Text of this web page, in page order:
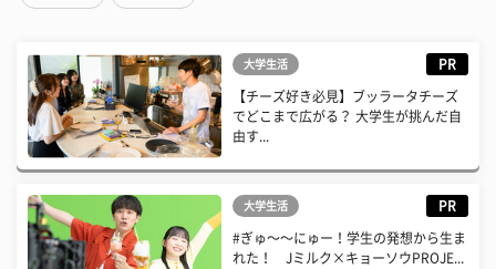
大学生活 PR
【チーズ好き必見】ブッラータチーズ
でどこまで広がる？ 大学生が挑んだ自
由す...
大学生活 PR
#ぎゅ〜〜にゅー！学生の発想から生ま
れた！ Jミルク×キョーソウPROJE...